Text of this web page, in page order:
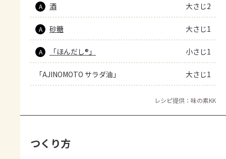
A 酒 大さじ2
A 砂糖 大さじ1
A 「ほんだし®」 小さじ1
「AJINOMOTO サラダ油」 大さじ1
レシピ提供：味の素KK
つくり方